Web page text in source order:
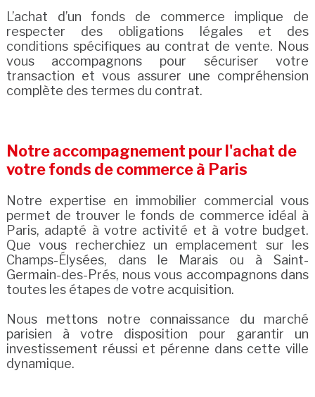
L’achat d’un fonds de commerce implique de
respecter des obligations légales et des
conditions spécifiques au contrat de vente. Nous
vous accompagnons pour sécuriser votre
transaction et vous assurer une compréhension
complète des termes du contrat.
Notre accompagnement pour l'achat de
votre fonds de commerce à Paris
Notre expertise en immobilier commercial vous
permet de trouver le fonds de commerce idéal à
Paris, adapté à votre activité et à votre budget.
Que vous recherchiez un emplacement sur les
Champs-Élysées, dans le Marais ou à Saint-
Germain-des-Prés, nous vous accompagnons dans
toutes les étapes de votre acquisition.
Nous mettons notre connaissance du marché
parisien à votre disposition pour garantir un
investissement réussi et pérenne dans cette ville
dynamique.